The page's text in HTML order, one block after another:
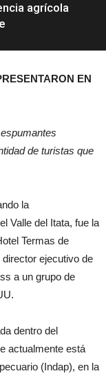
agrícola
EN
de turistas que
la
Valle del Itata, fue la
Termas de
ejecutivo de
a un grupo de
dentro del
actualmente está
(Indap), en la